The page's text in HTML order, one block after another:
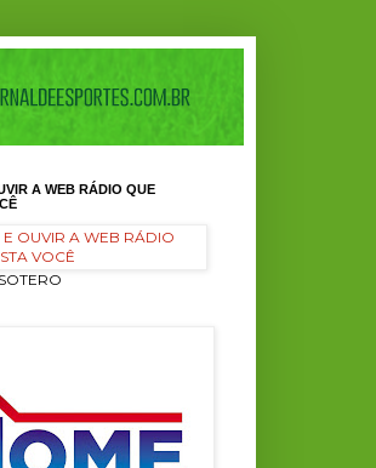
A WEB RÁDIO QUE